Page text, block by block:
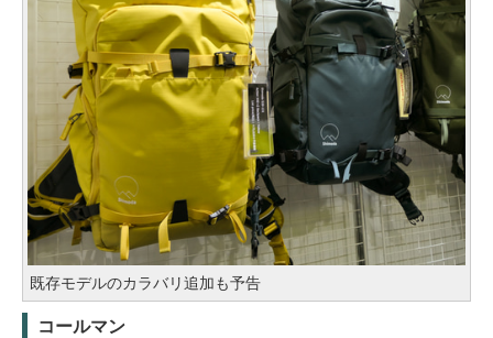
既存モデルのカラバリ追加も予告
コールマン